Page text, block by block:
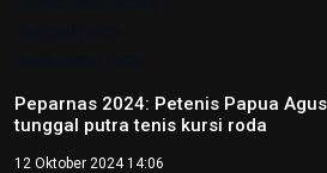
Peparnas 2024: Petenis Papua
tunggal putra tenis kursi roda
12 Oktober 2024 14:06